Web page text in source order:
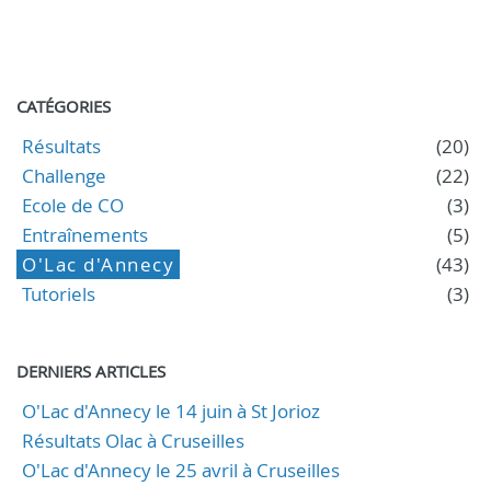
CATÉGORIES
Résultats
(20)
Challenge
(22)
Ecole de CO
(3)
Entraînements
(5)
O'Lac d'Annecy
(43)
Tutoriels
(3)
DERNIERS ARTICLES
O'Lac d'Annecy le 14 juin à St Jorioz
Résultats Olac à Cruseilles
O'Lac d'Annecy le 25 avril à Cruseilles